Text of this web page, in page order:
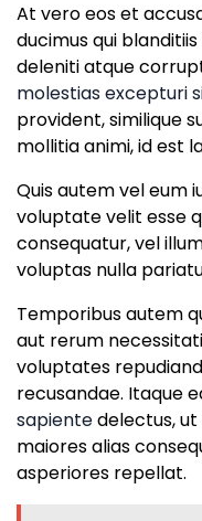
At vero eos et
ducimus qui
deleniti atque
molestias excepturi
provident, similique
mollitia animi, id est
Quis autem vel eum
voluptate velit esse
consequatur, vel
voluptas nulla
Temporibus autem
aut rerum
voluptates
recusandae. Itaque
sapientedelectus,
maiores alias
asperiores repellat.